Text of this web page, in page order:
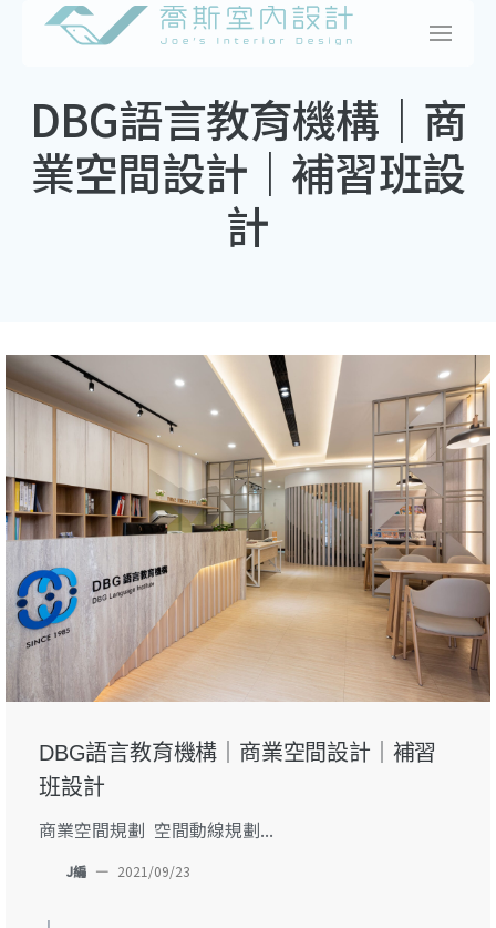
DBG語言教育機構｜商
業空間設計｜補習班設
計
DBG語言教育機構｜商業空間設計｜補習
班設計
商業空間規劃 空間動線規劃...
J編 — 2021/09/23